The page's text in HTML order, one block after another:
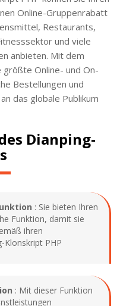
Online-Gruppenrabatt
Restaurants,
und viele
anbieten. Mit dem
größte Online- und On-
Bestellungen und
das globale Publikum
Dianping-
: Sie bieten Ihren
Funktion, damit sie
ihren
PHP
: Mit dieser Funktion